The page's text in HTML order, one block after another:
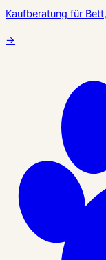
Kaufberatung für
→